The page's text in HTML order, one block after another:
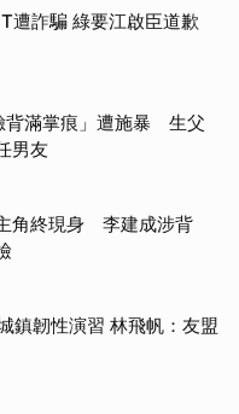
遭詐騙 綠要江啟臣道歉
背滿掌痕」遭施暴 生父
男友
角終現身 李建成涉背
鎮韌性演習 林飛帆：友盟